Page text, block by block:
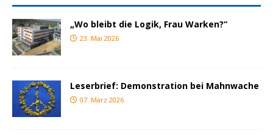
„Wo bleibt die Logik, Frau Warken?“
23. Mai 2026
Leserbrief: Demonstration bei Mahnwache
07. März 2026